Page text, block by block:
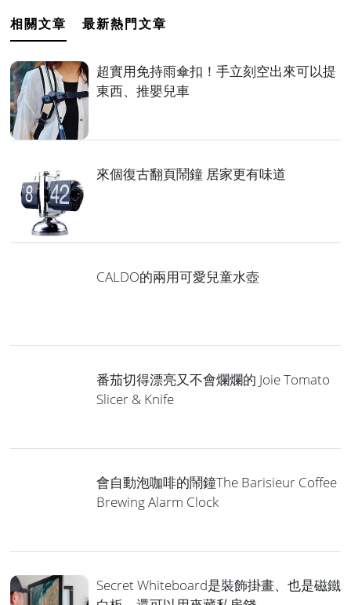
相關文章 最新熱門文章
超實用免持雨傘扣！手立刻空出來可以提
東西、推嬰兒車
來個復古翻頁鬧鐘 居家更有味道
CALDO的兩用可愛兒童水壺
番茄切得漂亮又不會爛爛的 Joie Tomato
Slicer & Knife
會自動泡咖啡的鬧鐘The Barisieur Coffee
Brewing Alarm Clock
Secret Whiteboard是裝飾掛畫、也是磁鐵